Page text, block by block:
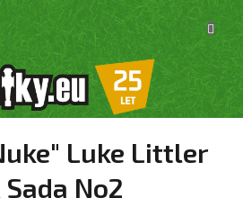
KOŠÍK
Luke Littler
No2